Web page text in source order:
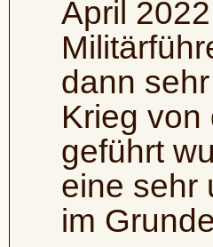
April
dann
Krieg
geführt
eine sehr
im